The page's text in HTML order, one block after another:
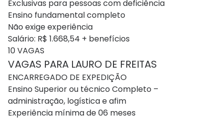
Exclusivas para pessoas com deficiência
Ensino fundamental completo
Não exige experiência
Salário: R$ 1.668,54 + benefícios
10 VAGAS
VAGAS PARA LAURO DE FREITAS
ENCARREGADO DE EXPEDIÇÃO
Ensino Superior ou técnico Completo –
administração, logística e afim
Experiência mínima de 06 meses